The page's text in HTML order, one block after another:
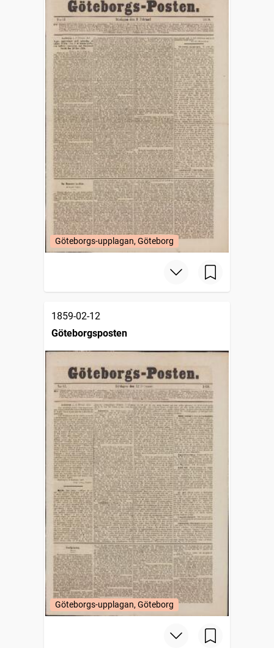
Göteborgs-upplagan, Göteborg
1859-02-12
Göteborgsposten
Göteborgs-upplagan, Göteborg